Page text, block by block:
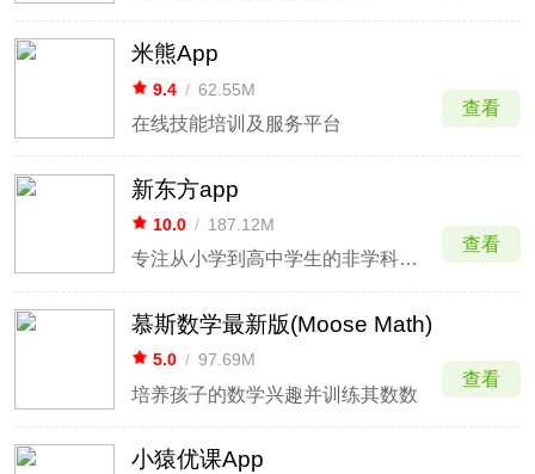
米熊App
9.4 / 62.55M
在线技能培训及服务平台
查看
新东方app
10.0 / 187.12M
专注从小学到高中学生的非学科教育
查看
慕斯数学最新版(Moose Math)
5.0 / 97.69M
培养孩子的数学兴趣并训练其数数
查看
小猿优课App